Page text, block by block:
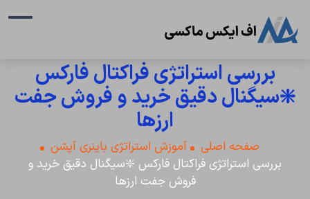
بررسی استراتژی فراکتال فارکس
❇️سیگنال دقیق خرید و فروش جفت
ارزها
صفحه اصلی
آموزش استراتژی باینری آپشن
بررسی استراتژی فراکتال فارکس ❇️سیگنال دقیق خرید و
فروش جفت ارزها